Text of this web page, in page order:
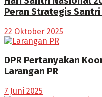
Peran Strategis
22 Oktober 2025
DPR Pertanyakan
Larangan PR
7 Juni 2025